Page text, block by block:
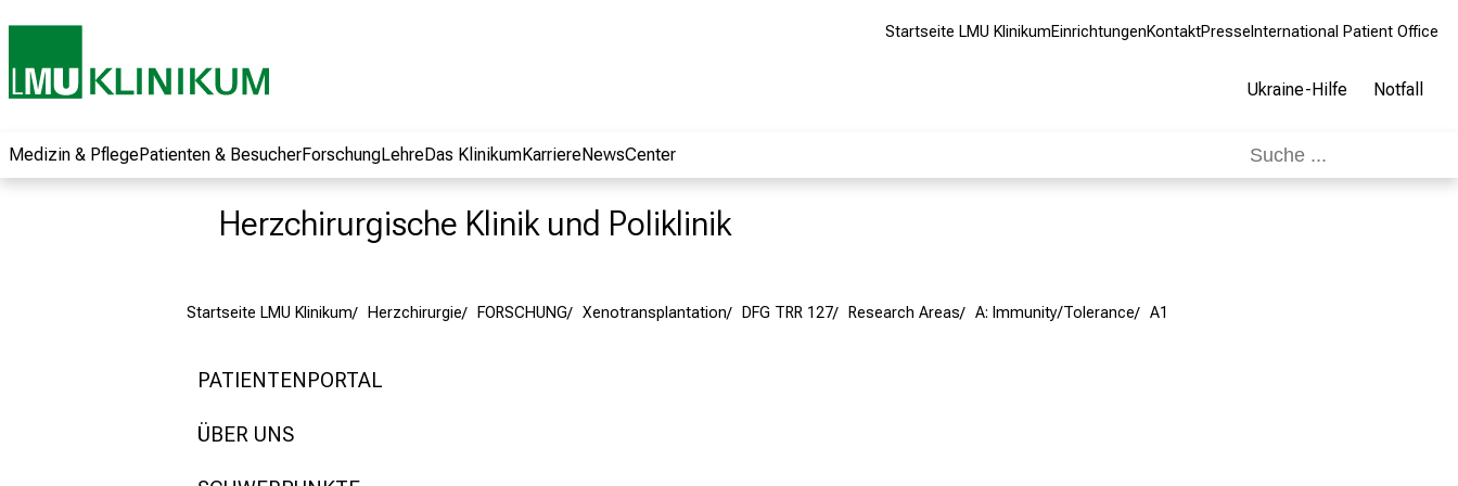
Startseite LMU KlinikumEinrichtungenKontaktPresse International Patient Office
Ukraine-Hilfe Notfall
Medizin & PflegePatienten & BesucherForschungLehreDas KlinikumKarriereNewsCenter
Herzchirurgische Klinik und Poliklinik
Startseite LMU Klinikum Herzchirurgie FORSCHUNG Xenotransplantation DFG TRR 127 Research Areas A: Immunity/Tolerance A1
PATIENTENPORTAL
ÜBER UNS
Informationen zu
Jobs, Ausbildungen
Weiterbildungen.
Kommen Sie
begeistern – ganz
ohne Anmeldung.